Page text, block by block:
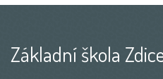
Základní škola